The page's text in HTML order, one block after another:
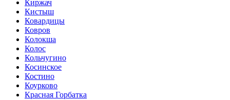
Киржач
Кистыш
Ковардицы
Ковров
Колокша
Колос
Кольчугино
Косинское
Костино
Коурково
Красная Горбатка